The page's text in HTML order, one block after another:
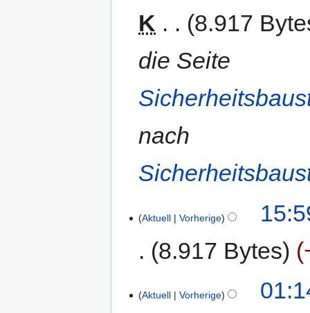
K
8.917
die Seite
nach
Aktuell Vorherige
8.917 Bytes
Aktuell Vorherige